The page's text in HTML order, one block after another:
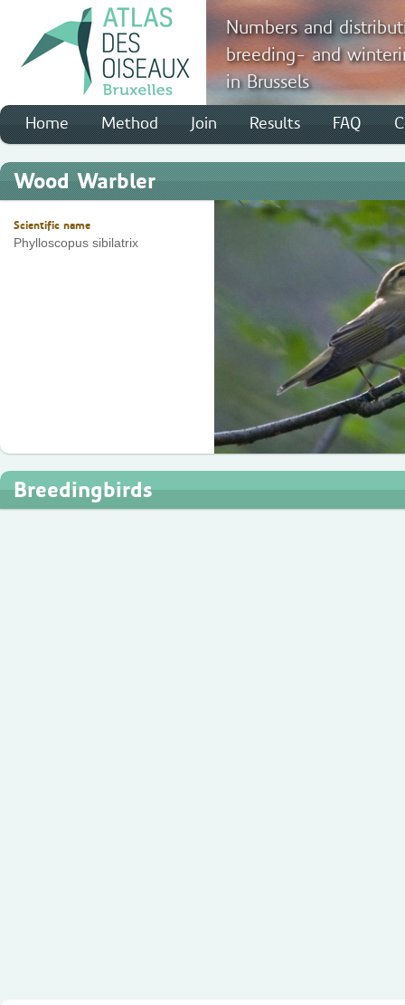
Numbers and
breeding- and
in Brussels
Home Method Join Results FAQ
Wood Warbler
Scientific name
Phylloscopus sibilatrix
Breedingbirds